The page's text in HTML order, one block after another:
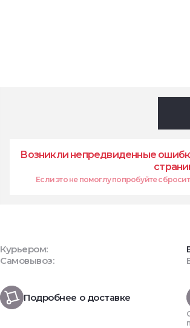
Возникли непредвиденные
Если это не помоглу попробуйте
Курьером:
Самовывоз:
Подробнее о доставке